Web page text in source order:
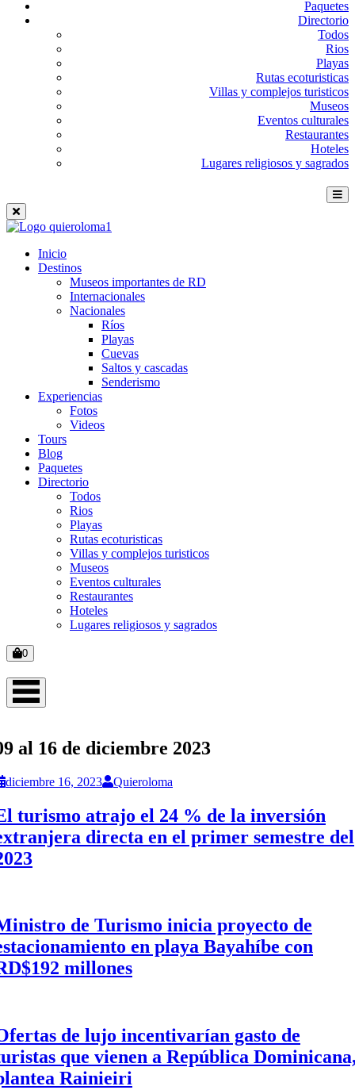
Paquetes
Directorio
Todos
Rios
Playas
Rutas ecoturisticas
Villas y complejos turisticos
Museos
Eventos culturales
Restaurantes
Hoteles
Lugares religiosos y sagrados
Inicio
Destinos
Museos importantes de RD
Internacionales
Nacionales
Ríos
Playas
Cuevas
Saltos y cascadas
Senderismo
Experiencias
Fotos
Videos
Tours
Blog
Paquetes
Directorio
Todos
Rios
Playas
Rutas ecoturisticas
Villas y complejos turisticos
Museos
Eventos culturales
Restaurantes
Hoteles
Lugares religiosos y sagrados
0
al 16 de diciembre 2023
diciembre 16, 2023 Quieroloma
turismo atrajo el 24 % de la inversión
directa en el primer semestre del
de Turismo inicia proyecto de
en playa Bayahíbe con
millones
de lujo incentivarían gasto de
que vienen a República
Rainieiri